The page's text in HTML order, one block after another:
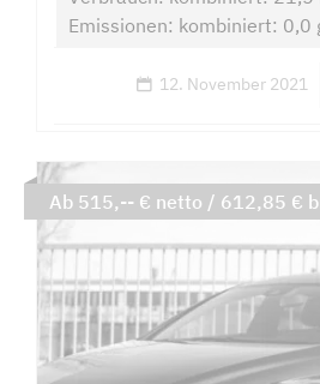
Emissionen: kombiniert: 0,0
12. November 2021
Ab 515,-- € netto / 612,85 €